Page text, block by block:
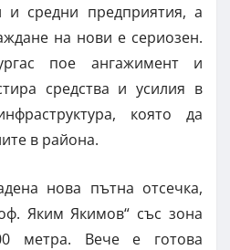
и средни предприятия, а
на нови е сериозен.
пое ангажимент и
средства и усилия в
която да
в района.
нова пътна отсечка,
Яким Якимов“ със зона
метра. Вече е готова